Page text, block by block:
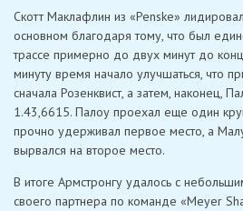
Скотт Маклафлин из «Penske»
основном благодаря тому, что был
трассе примерно до двух минут до
минуту время начало улучшаться, что
сначала Розенквист, а затем, наконец,
1.43,6615. Палоу проехал еще один
прочно удерживал первое место, а
вырвался на второе место.
В итоге Армстронгу удалось с
своего партнера по команде «Meyer